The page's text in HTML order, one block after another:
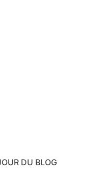
DU BLOG